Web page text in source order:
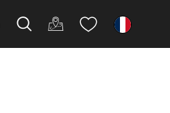
fr